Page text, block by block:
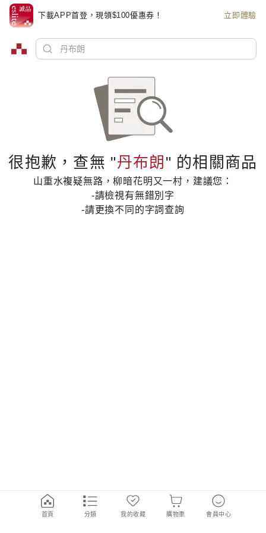
下載APP首登，現領$100優惠券！ 立即體驗
很抱歉，查無 "丹布朗 " 的相關商品
山重水複疑無路，柳暗花明又一村，建議您：
-請檢視有無錯別字
-請更換不同的字詞查詢
首頁 分類 我的收藏 購物車 會員中心